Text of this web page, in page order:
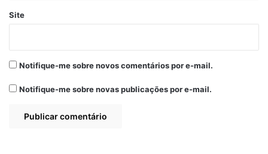
Site
Notifique-me sobre novos comentários por e-mail.
Notifique-me sobre novas publicações por e-mail.